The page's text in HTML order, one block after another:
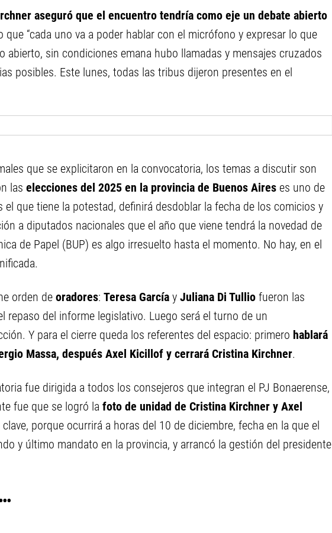
aseguró que el encuentro tendría como eje un debate abierto
que “cada uno va a poder hablar con el micrófono y expresar lo que
abierto, sin condiciones emana hubo llamadas y mensajes cruzados
posibles. Este lunes, todas las tribus dijeron presentes en el
que se explicitaron en la convocatoria, los temas a discutir son
las elecciones del 2025 en la provincia de Buenos Aires es uno de
el que tiene la potestad, definirá desdoblar la fecha de los comicios y
a diputados nacionales que el año que viene tendrá la novedad de
de Papel (BUP) es algo irresuelto hasta el momento. No hay, en el
orden de oradores: Teresa García y Juliana Di Tullio fueron las
repaso del informe legislativo. Luego será el turno de un
Y para el cierre queda los referentes del espacio: primero hablará
Massa, después Axel Kicillof y cerrará Cristina Kirchner.
fue dirigida a todos los consejeros que integran el PJ Bonaerense,
fue que se logró la foto de unidad de Cristina Kirchner y Axel
porque ocurrirá a horas del 10 de diciembre, fecha en la que el
y último mandato en la provincia, y arrancó la gestión del presidente